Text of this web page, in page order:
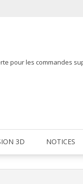
pour les commandes
3D NOTICES